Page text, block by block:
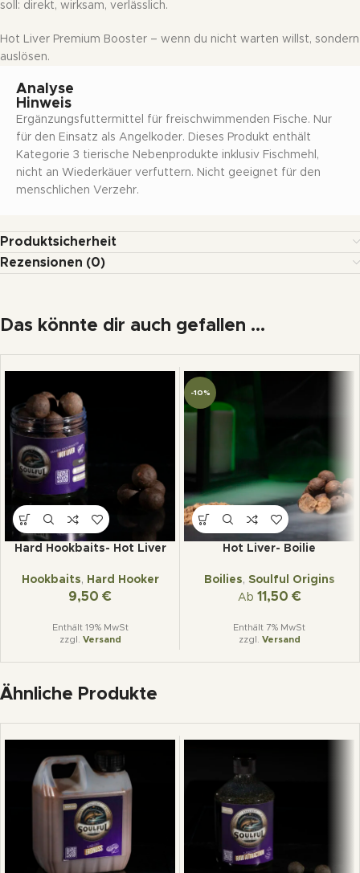
soll: direkt, wirksam, verlässlich.
Hot Liver Premium Booster – wenn du nicht warten willst, sondern
auslösen.
Analyse
Hinweis
Ergänzungsfuttermittel für freischwimmenden Fische. Nur
für den Einsatz als Angelkoder. Dieses Produkt enthält
Kategorie 3 tierische Nebenprodukte inklusiv Fischmehl,
nicht an Wiederkäuer verfuttern. Nicht geeignet für den
menschlichen Verzehr.
Produktsicherheit
Rezensionen (0)
Das könnte dir auch gefallen …
Hard Hookbaits- Hot Liver
Hookbaits, Hard Hooker
9,50 €
Enthält 19% MwSt
zzgl. Versand
-10%
Hot Liver- Boilie
Boilies, Soulful Origins
Ab 11,50 €
Enthält 7% MwSt
zzgl. Versand
Ähnliche Produkte